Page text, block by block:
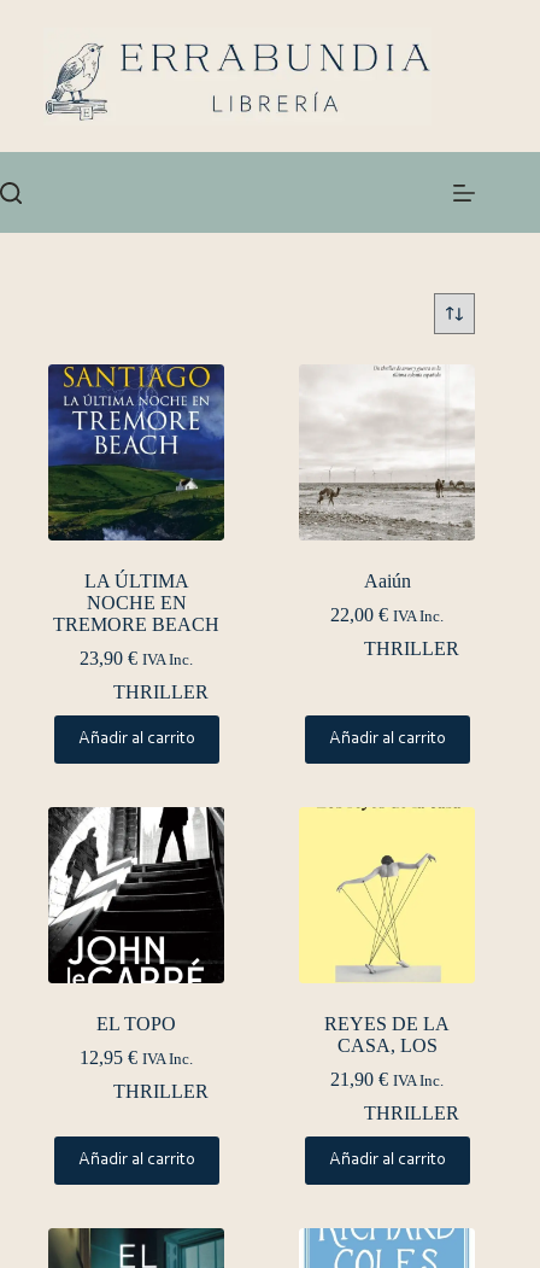
LA ÚLTIMA
NOCHE EN
TREMORE BEACH
23,90€ IVA Inc.
THRILLER
Añadir al carrito
Aaiún
22,00€ IVA Inc.
THRILLER
Añadir al carrito
EL TOPO
12,95€ IVA Inc.
THRILLER
Añadir al carrito
REYES DE LA
CASA, LOS
21,90€ IVA Inc.
THRILLER
Añadir al carrito